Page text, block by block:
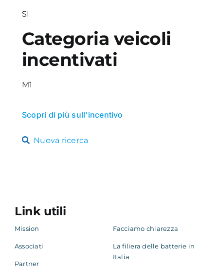
SI
Categoria veicoli
incentivati
M1
Scopri di più sull'incentivo
Nuova ricerca
Link utili
Mission
Associati
Partner
Facciamo chiarezza
La filiera delle batterie in
Italia